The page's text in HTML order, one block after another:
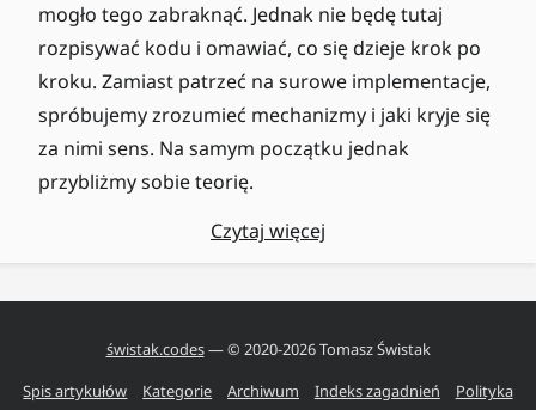
mogło tego zabraknąć. Jednak nie będę tutaj
rozpisywać kodu i omawiać, co się dzieje krok po
kroku. Zamiast patrzeć na surowe implementacje,
spróbujemy zrozumieć mechanizmy i jaki kryje się
za nimi sens. Na samym początku jednak
przybliżmy sobie teorię.
Czytaj więcej
świstak.codes— © 2020-2026Tomasz Świstak
Spis artykułów
Kategorie Archiwum Indeks zagadnień
Polityka